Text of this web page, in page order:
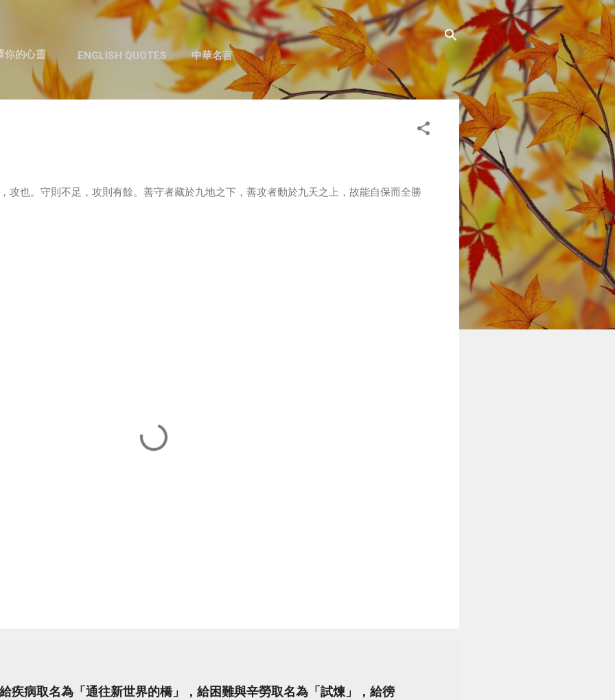
跳至主要內容
你的心靈 ENGLISH QUOTES 中華名言
攻也。守則不足，攻則有餘。善守者藏於九地之下，善攻者動於九天之上，故能自保而全勝
疾病取名為「通往新世界的橋」，給困難與辛勞取名為「試煉」，給徬